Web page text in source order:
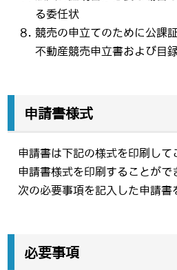
る委任状
競売の申立てのために公課
不動産競売申立書および目
申請書様式
申請書は下記の様式を印刷して
申請書様式を印刷することがで
次の必要事項を記入した申請書
必要事項